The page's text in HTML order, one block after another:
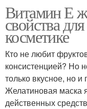
Витамин Е
свойства
косметике
Кто не любит
консистенцией? Но
только вкусное, но
Желатиновая маска
действенных